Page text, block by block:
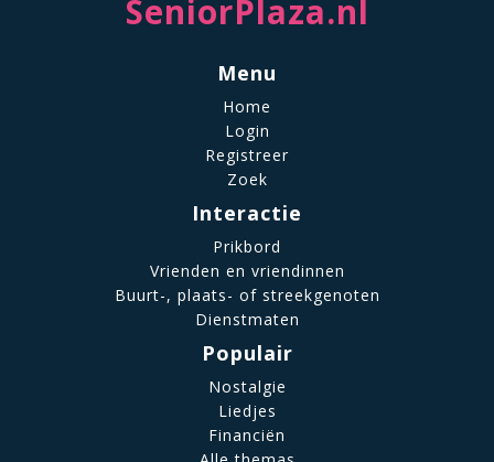
SeniorPlaza.nl
Menu
Home
Login
Registreer
Zoek
Interactie
Prikbord
Vrienden en vriendinnen
Buurt-, plaats- of streekgenoten
Dienstmaten
Populair
Nostalgie
Liedjes
Financiën